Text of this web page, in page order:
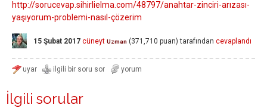
http://sorucevap.sihirlielma.com/48797/anahtar-zinciri-arızası-
yaşıyorum-problemi-nasıl-çözerim
15 Şubat 2017 cüneyt Uzman (371,710 puan) tarafından cevaplandı
İlgili sorular